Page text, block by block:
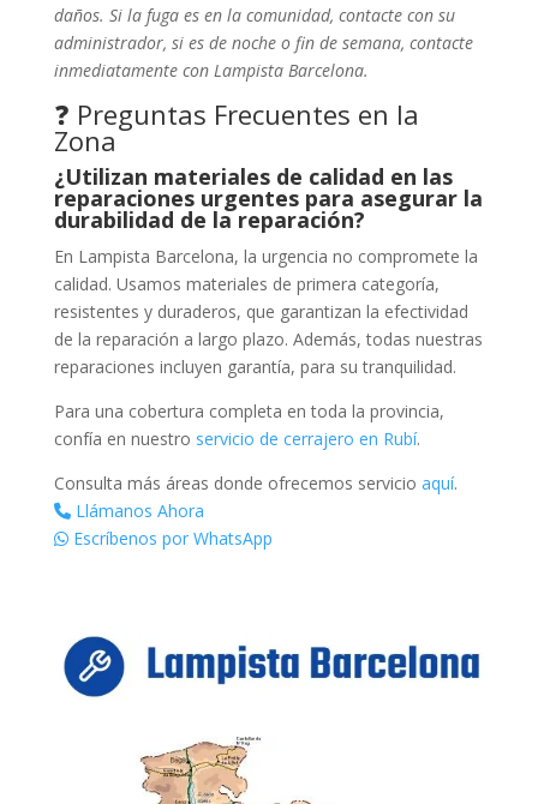
daños. Si la fuga es en la comunidad, contacte con su
administrador, si es de noche o fin de semana, contacte
inmediatamente con Lampista Barcelona.
❓ Preguntas Frecuentes en la
Zona
¿Utilizan materiales de calidad en las
reparaciones urgentes para asegurar la
durabilidad de la reparación?
En Lampista Barcelona, la urgencia no compromete la
calidad. Usamos materiales de primera categoría,
resistentes y duraderos, que garantizan la efectividad
de la reparación a largo plazo. Además, todas nuestras
reparaciones incluyen garantía, para su tranquilidad.
Para una cobertura completa en toda la provincia,
confía en nuestro servicio de cerrajero en Rubí.
Consulta más áreas donde ofrecemos servicio aquí.
Llámanos Ahora
Escríbenos por WhatsApp